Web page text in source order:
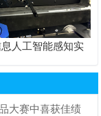
人工智能感知实
大赛中喜获佳绩